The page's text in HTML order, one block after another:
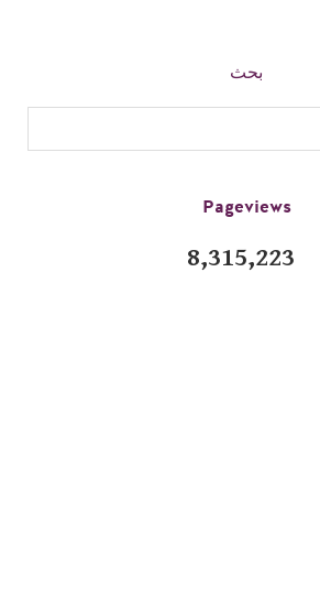
بحث
Pageviews
8,315,223